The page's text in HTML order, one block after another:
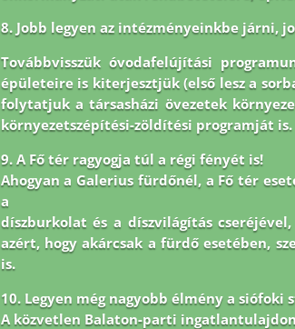
8. Jobb legyen az intézményeinkbe járni,
Továbbvisszük óvodafelújítási
épületeire is kiterjesztjük (első lesz a
folytatjuk a társasházi övezetek
környezetszépítési-zöldítési programját is.
9. A Fő tér ragyogja túl a régi fényét is!
Ahogyan a Galerius fürdőnél, a Fő tér
a
díszburkolat és a díszvilágítás
azért, hogy akárcsak a fürdő esetében,
is.
10. Legyen még nagyobb élmény a
A közvetlen Balaton-parti